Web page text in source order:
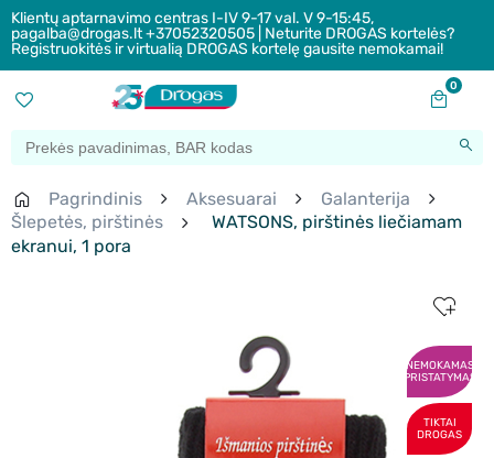
Klientų aptarnavimo centras I-IV 9-17 val. V 9-15:45,
pagalba@drogas.lt +37052320505 | Neturite DROGAS kortelės?
Registruokitės ir virtualią DROGAS kortelę gausite nemokamai!
0
Pagrindinis Aksesuarai
Galanterija
Šlepetės, pirštinės
WATSONS, pirštinės liečiamam
ekranui, 1 pora
NEMOKAMAS
PRISTATYMAS
TIKTAI
DROGAS